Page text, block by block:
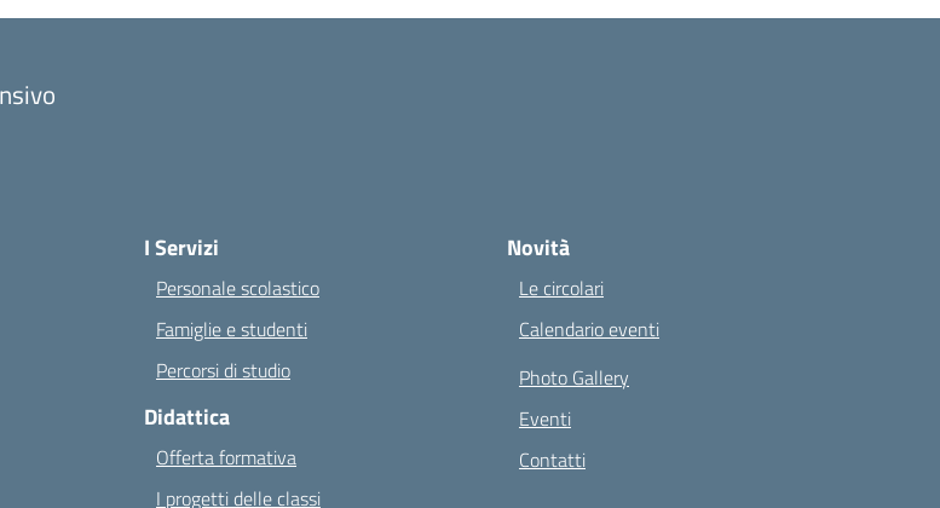
I Servizi
Personale scolastico
Famiglie e studenti
Percorsi di studio
Didattica
Offerta formativa
I progetti delle classi
Novità
Le circolari
Calendario eventi
Photo Gallery
Eventi
Contatti